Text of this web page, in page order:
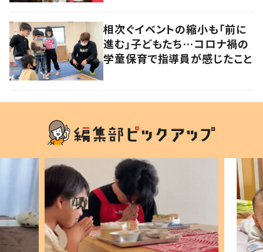
相次ぐイベントの縮小も「前に
進む」子どもたち…コロナ禍の
学童保育で指導員が感じたこと